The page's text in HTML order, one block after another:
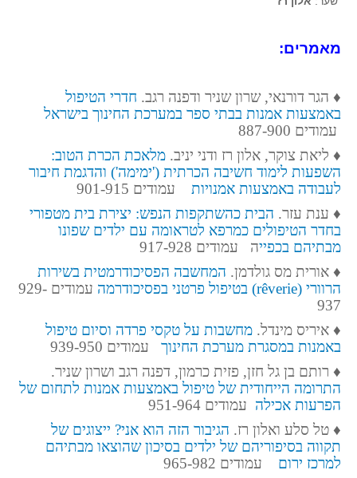
כרך 10א - מהדורות מיוחדת קורונה
כרך 9, גליון 2, דצמבר 2019
כרך 9, גליון 1, יוני 2019
כרך 8, גליון 2, דצמבר 2018
כרך 8, גליון 1, יוני 2018
כרך 7, גליון 2, דצמבר 2017
כרך 6, גליון 2, דצמבר 2016
כרך 6, גליון 1, יוני 2016
כרך 5, גיליון 2, דצמבר 2015
כרך 4, גיליון 2, דצמבר 2014
כרך 4, גיליון 1, יוני 2014
כרך 3, גיליון 2, דצמבר 2013
כרך 3, גיליון 1, יוני 2013
מאמרים:
♦ הגר דורנאי, שרון שניר ודפנה רגב. חדרי הטיפול
באמצעות אמנות בבתי ספר במערכת החינוך בישראל
עמודים 887-900
♦ ליאת צוקר, אלון רז ודני יניב. מלאכת הכרת הטוב:
השפעות לימוד חשיבה הכרתית ('ימימה') והדגמת חיבור
לעבודה באמצעות אמנויות עמודים 901-915
♦ ענת עזר. הבית כהשתקפות הנפש: יצירת בית מטפורי
בחדר הטיפולים כמרפא לטראומה עם ילדים שפונו
מבתיהם בכפייה עמודים 917-928
♦ אורית מס גולדמן. המחשבה הפסיכודרמטית בשירות
הרוורי (rêverie) בטיפול פרטני בפסיכודרמה
עמודים 929-
937
♦ איריס מינדל. מחשבות על טקסי פרדה וסיום טיפול
באמנות במסגרת מערכת החינוך
עמודים 939-950
♦ רותם בן גל חזן, פזית כרמון, דפנה רגב ושרון שניר.
התרומה הייחודית של טיפול באמצעות אמנות לתחום של
הפרעות אכילה עמודים 951-964
♦ טל סלע ואלון רז. הגיבור הזה הוא אני? ייצוגים של
תקווה בסיפוריהם של ילדים בסיכון שהוצאו מבתיהם
למרכז ירום עמודים 965-982